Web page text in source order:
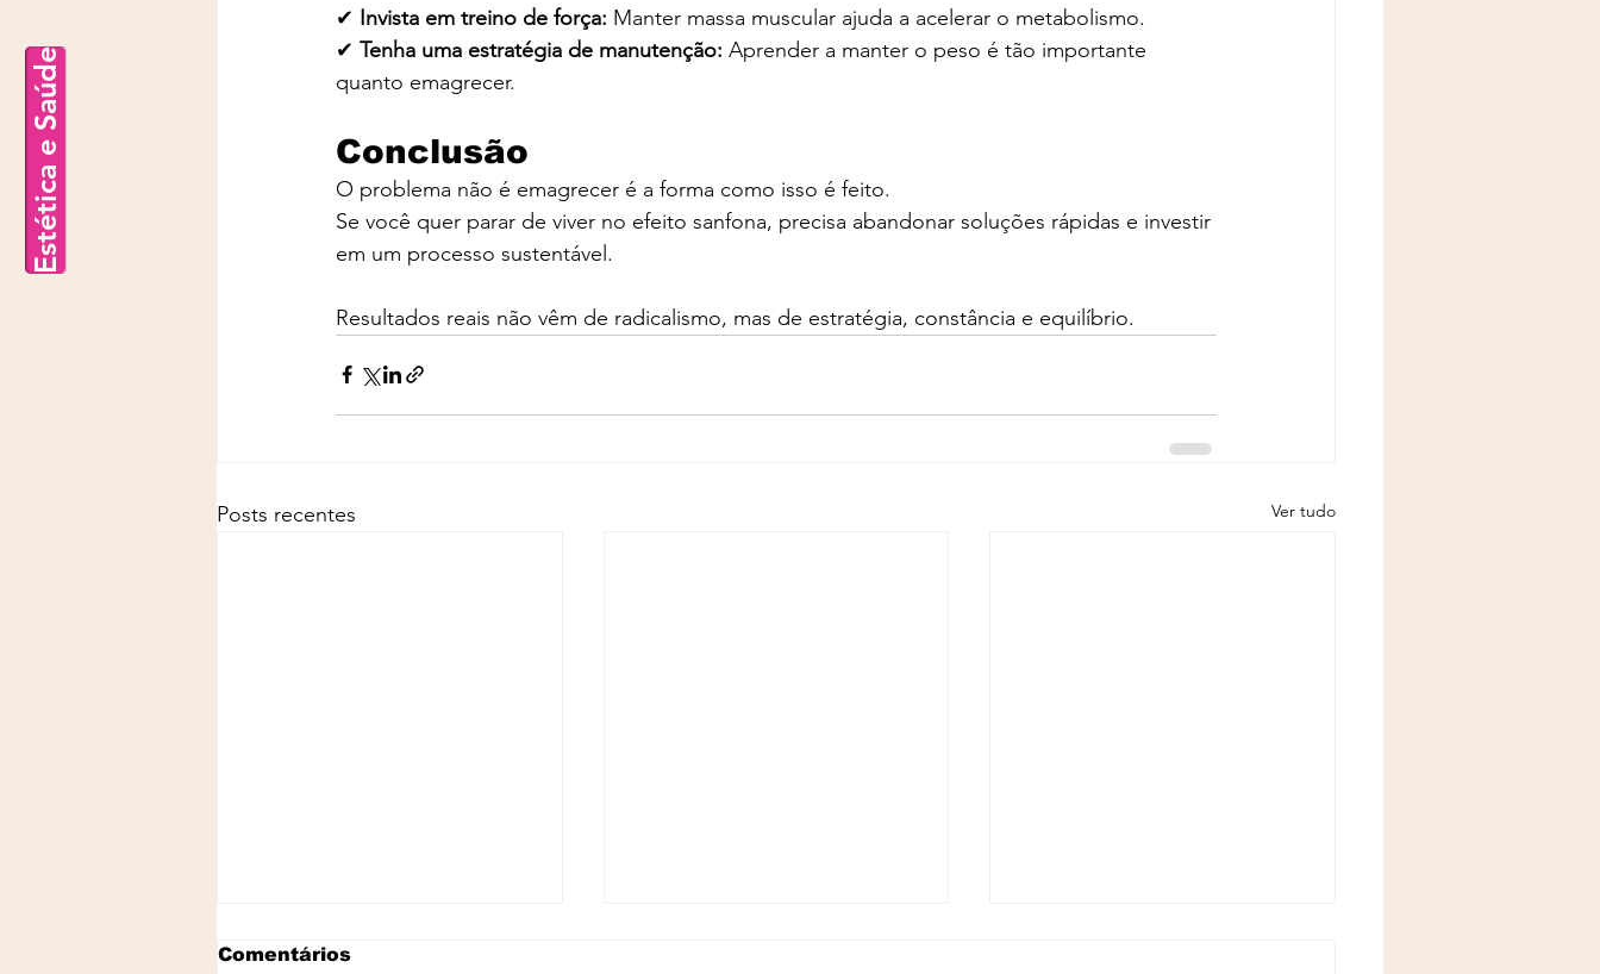
Estética e Saúde
✔ Invista em treino de força: Manter massa muscular ajuda a acelerar o metabolismo.
✔ Tenha uma estratégia de manutenção: Aprender a manter o peso é tão importante
quanto emagrecer.
Conclusão
O problema não é emagrecer é a forma como isso é feito.
Se você quer parar de viver no efeito sanfona, precisa abandonar soluções rápidas e investir
em um processo sustentável.
Resultados reais não vêm de radicalismo, mas de estratégia, constância e equilíbrio.
Posts recentes Ver tudo
Comentários